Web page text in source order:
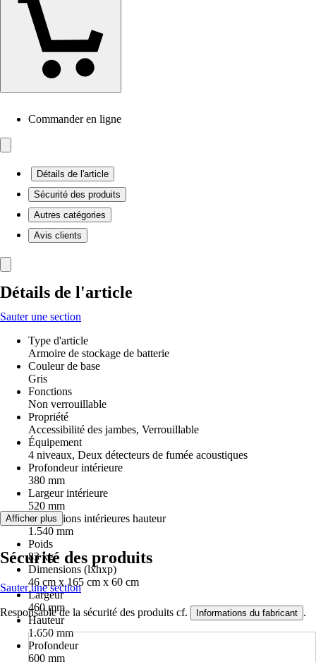
Commander en ligne
Détails de l'article
Sécurité des produits
Autres catégories
Avis clients
Détails de l'article
Sauter une section
Type d'article
Armoire de stockage de batterie
Couleur de base
Gris
Fonctions
Non verrouillable
Propriété
Accessibilité des jambes, Verrouillable
Équipement
4 niveaux, Deux détecteurs de fumée acoustiques
Profondeur intérieure
380 mm
Largeur intérieure
520 mm
Dimensions intérieures hauteur
1.540 mm
Poids
83 kg
Dimensions (lxhxp)
46 cm x 165 cm x 60 cm
Largeur
460 mm
Hauteur
1.650 mm
Profondeur
600 mm
Afficher plus
Sécurité des produits
Sauter une section
Responsable de la sécurité des produits cf. Informations du fabricant .